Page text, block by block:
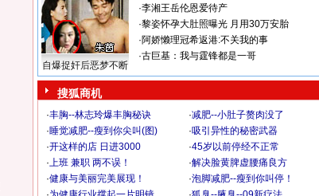
自爆捉奸后恶梦不断
·李湘王岳伦恩爱待产
·黎姿怀孕大肚照曝光 月用30万安胎
·阿娇懒理冠希返港:不关我的事
·古巨基：我与霆锋都是一哥
搜狐商机
·丰胸--林志玲爆丰胸秘诀 ·减肥--小肚子赘肉没了
·睡觉减肥--瘦到你尖叫(图) ·吸引异性的秘密武器
·开这样的店 日进3000 ·45岁以前停经不正常
·上班 兼职 两不误！ ·解决脸黄脾虚腰痛良方
·健康与美丽完美展现！ ·泡脚减肥--瘦到你叫停！